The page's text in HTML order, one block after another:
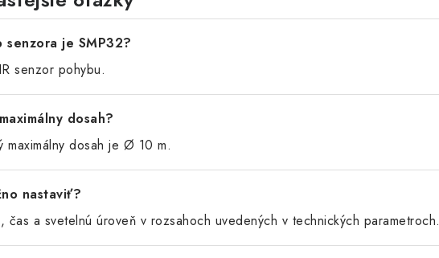
senzora je SMP32?
senzor pohybu.
dosah?
maximálny dosah je Ø 10 m.
nastaviť?
čas a svetelnú úroveň v rozsahoch uvedených v technických parametroch.